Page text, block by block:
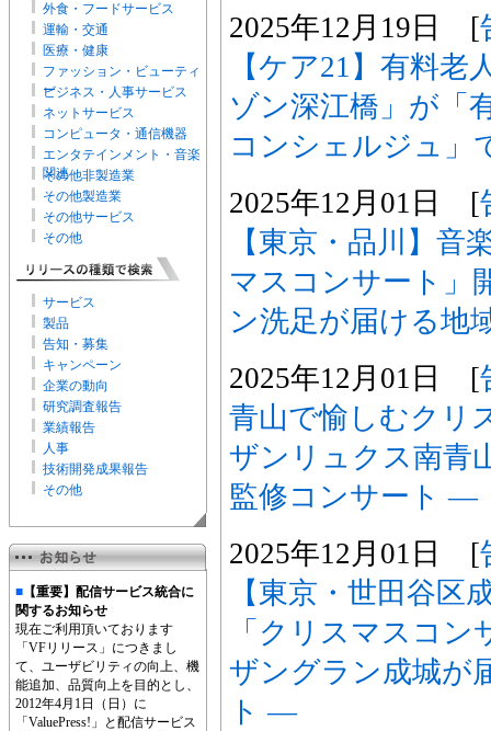
外食・フードサービス
運輸・交通
医療・健康
ファッション・ビューティ
ー
ビジネス・人事サービス
ネットサービス
コンピュータ・通信機器
エンタテインメント・音楽
関連
その他非製造業
その他製造業
その他サービス
その他
サービス
製品
告知・募集
キャンペーン
企業の動向
研究調査報告
業績報告
人事
技術開発成果報告
その他
■ 【重要】配信サービス統合に
関するお知らせ
現在ご利用頂いております
「VFリリース」につきまし
て、ユーザビリティの向上、機
能追加、品質向上を目的とし、
2012年4月1日（日）に
「ValuePress!」と配信サービス
2025年12月19日 [
【ケア21】有料
ゾン深江橋」が「
コンシェルジュ」
2025年12月01日 [
【東京・品川】音
マスコンサート」
ン洗足が届ける地
2025年12月01日 [
青山で愉しむクリ
ザンリュクス南青
監修コンサート ―
2025年12月01日 [
【東京・世田谷区
「クリスマスコ
ザングラン成城が
ト ―